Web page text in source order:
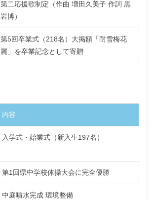
第二応援歌制定（作曲 増田久美子 作詞 黒
岩博）
第5回卒業式（218名）大掲額「耐雪梅花
麗」を卒業記念として寄贈
内容
入学式・始業式（新入生197名）
第1回県中学校体操大会に完全優勝
中庭噴水完成 環境整備